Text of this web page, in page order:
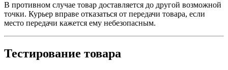
В противном случае товар доставляется до другой возможной
точки. Курьер вправе отказаться от передачи товара, если
место передачи кажется ему небезопасным.
Тестирование товара